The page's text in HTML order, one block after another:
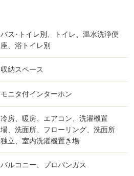
バス･トイレ別、トイレ、温水洗浄便
座、浴トイレ別
収納スペース
モニタ付インターホン
冷房、暖房、エアコン、洗濯機置
場、洗面所、フローリング、洗面所
独立、室内洗濯機置き場
バルコニー、プロパンガス